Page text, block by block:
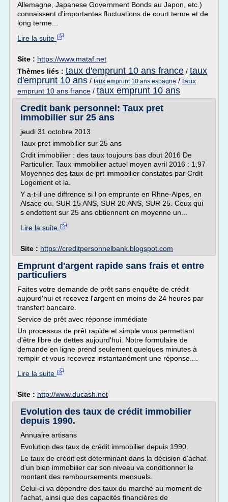
Allemagne, Japanese Government Bonds au Japon, etc.)
connaissent d'importantes fluctuations de court terme et de
long terme...
Lire la suite
Site : https://www.mataf.net
Thèmes liés : taux d'emprunt 10 ans france / taux
d'emprunt 10 ans / taux emprunt 10 ans espagne / taux
emprunt 10 ans france / taux emprunt 10 ans
Credit bank personnel: Taux pret
immobilier sur 25 ans
jeudi 31 octobre 2013
Taux pret immobilier sur 25 ans
Crdit immobilier : des taux toujours bas dbut 2016 De
Particulier. Taux immobilier actuel moyen avril 2016 : 1,97
Moyennes des taux de prt immobilier constates par Crdit
Logement et la.
Y a-t-il une diffrence si l on emprunte en Rhne-Alpes, en
Alsace ou. SUR 15 ANS, SUR 20 ANS, SUR 25. Ceux qui
s endettent sur 25 ans obtiennent en moyenne un...
Lire la suite
Site : https://creditpersonnelbank.blogspot.com
Emprunt d'argent rapide sans frais et entre
particuliers
Faites votre demande de prêt sans enquête de crédit
aujourd'hui et recevez l'argent en moins de 24 heures par
transfert bancaire.
Service de prêt avec réponse immédiate
Un processus de prêt rapide et simple vous permettant
d'être libre de dettes aujourd'hui. Notre formulaire de
demande en ligne prend seulement quelques minutes à
remplir et vous recevrez instantanément une réponse....
Lire la suite
Site : http://www.ducash.net
Evolution des taux de crédit immobilier
depuis 1990.
Annuaire artisans
Evolution des taux de crédit immobilier depuis 1990.
Le taux de crédit est déterminant dans la décision d'achat
d'un bien immobilier car son niveau va conditionner le
montant des remboursements mensuels.
Celui-ci va dépendre des taux du marché au moment de
l'achat, ainsi que des capacités financières de